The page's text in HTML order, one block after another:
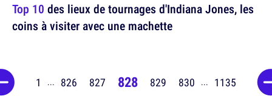
Top 10 des lieux de tournages d'Indiana Jones, les
coins à visiter avec une machette
1 ... 826 827 828 829 830 ... 1135